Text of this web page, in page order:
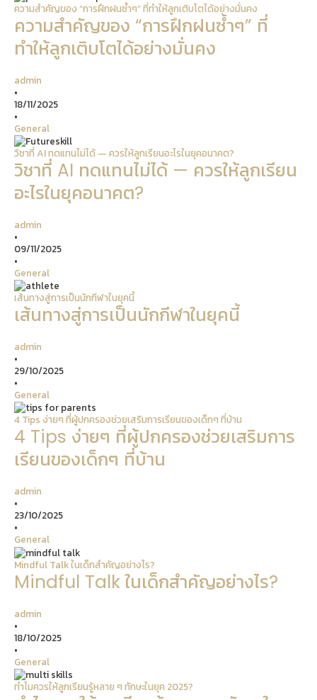
ความสำคัญของ “การฝึกฝนซ้ำๆ” ที่ทำให้ลูกเติบโตได้อย่างมั่นคง
ความสำคัญของ “การฝึกฝนซ้ำๆ” ที่
ทำให้ลูกเติบโตได้อย่างมั่นคง
admin
•
18/11/2025
•
General
วิชาที่ AI ทดแทนไม่ได้ — ควรให้ลูกเรียนอะไรในยุคอนาคต?
วิชาที่ AI ทดแทนไม่ได้ — ควรให้ลูกเรียน
อะไรในยุคอนาคต?
admin
•
09/11/2025
•
General
เส้นทางสู่การเป็นนักกีฬาในยุคนี้
เส้นทางสู่การเป็นนักกีฬาในยุคนี้
admin
•
29/10/2025
•
General
4 Tips ง่ายๆ ที่ผู้ปกครองช่วยเสริมการเรียนของเด็กๆ ที่บ้าน
4 Tips ง่ายๆ ที่ผู้ปกครองช่วยเสริมการ
เรียนของเด็กๆ ที่บ้าน
admin
•
23/10/2025
•
General
Mindful Talk ในเด็กสำคัญอย่างไร?
Mindful Talk ในเด็กสำคัญอย่างไร?
admin
•
18/10/2025
•
General
ทำไมควรให้ลูกเรียนรู้หลาย ๆ ทักษะในยุค 2025?